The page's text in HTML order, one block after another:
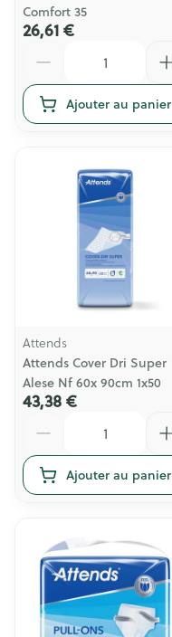
Comfort 35
26,61 €
Ajouter au panier
Attends
Attends Cover Dri Super
Alese Nf 60x 90cm 1x50
43,38 €
Ajouter au panier